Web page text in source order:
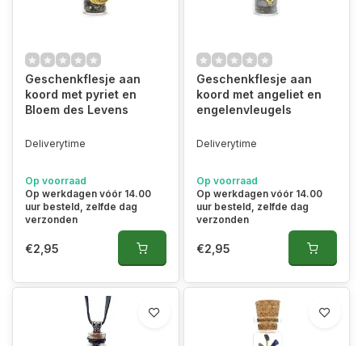
Geschenkflesje aan
koord met pyriet en
Bloem des Levens
Deliverytime
Op voorraad
Op werkdagen vóór 14.00
uur besteld, zelfde dag
verzonden
€2,95
Geschenkflesje aan
koord met angeliet en
engelenvleugels
Deliverytime
Op voorraad
Op werkdagen vóór 14.00
uur besteld, zelfde dag
verzonden
€2,95